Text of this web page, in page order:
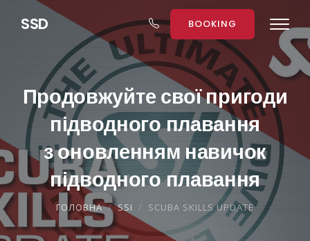
SSD BOOKING
Продовжуйте свої пригоди
підводного плавання
з оновленням навичок
підводного плавання
ГОЛОВНА SSI SCUBA SKILLS UPDATE